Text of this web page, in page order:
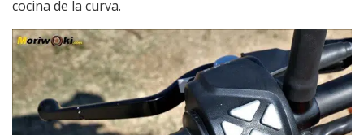
cocina de la curva.